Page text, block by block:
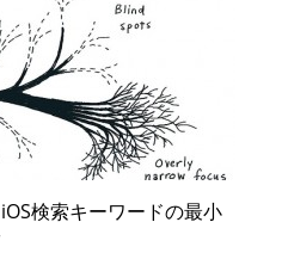
iOS検索キーワードの最小